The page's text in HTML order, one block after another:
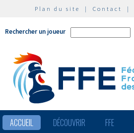
Plan du site | Contact |
Rechercher un joueur
ACCUEIL DÉCOUVRIR FFE